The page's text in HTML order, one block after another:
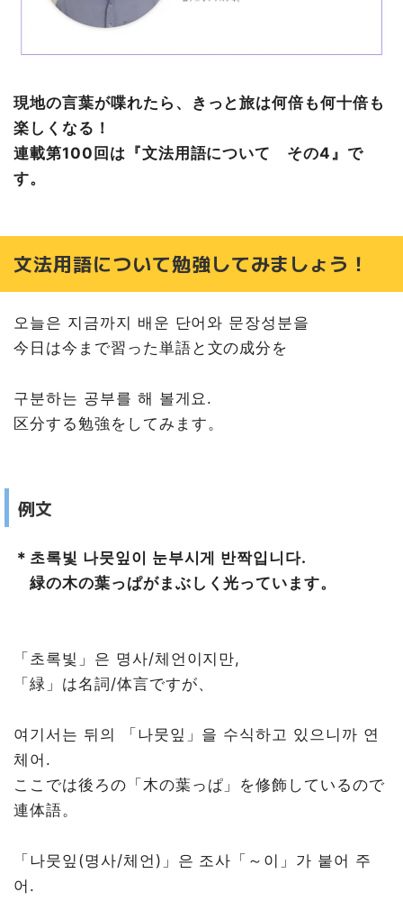
現地の言葉が喋れたら、きっと旅は何倍も何十倍も
楽しくなる！
連載第100回は『文法用語について その4』で
す。
文法用語について勉強してみましょう！
오늘은 지금까지 배운 단어와 문장성분을
今日は今まで習った単語と文の成分を
구분하는 공부를 해 볼게요.
区分する勉強をしてみます。
例文
＊초록빛 나뭇잎이 눈부시게 반짝입니다.
緑の木の葉っぱがまぶしく光っています。
「초록빛」은 명사/체언이지만,
「緑」は名詞/体言ですが、
여기서는 뒤의 「나뭇잎」을 수식하고 있으니까 연
체어.
ここでは後ろの「木の葉っぱ」を修飾しているので
連体語。
「나뭇잎(명사/체언)」은 조사「～이」가 붙어 주
어.